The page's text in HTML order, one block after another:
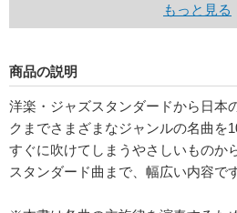
もっと見る
商品の説明
洋楽・ジャズスタンダードから日本
クまでさまざまなジャンルの名曲を
すぐに吹けてしまうやさしいものか
スタンダード曲まで、幅広い内容です